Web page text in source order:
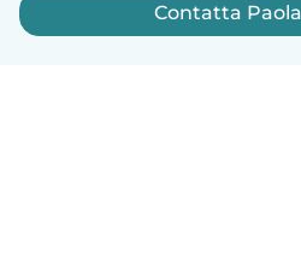
Contatta Paola